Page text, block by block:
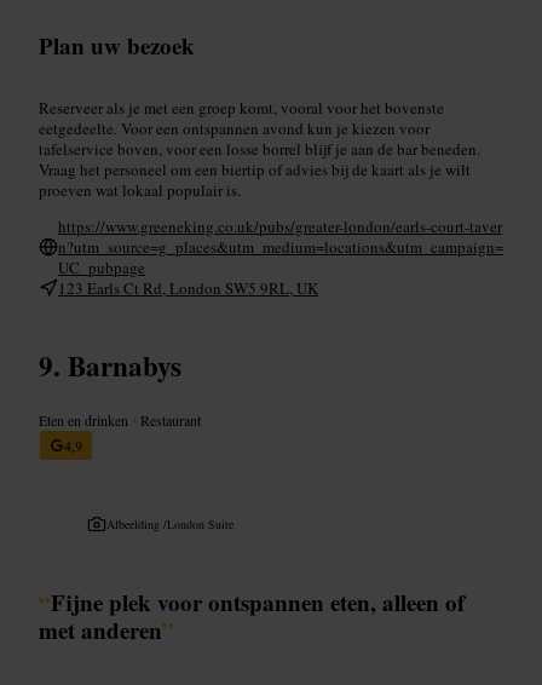
Plan uw bezoek
Reserveer als je met een groep komt, vooral voor het bovenste
eetgedeelte. Voor een ontspannen avond kun je kiezen voor
tafelservice boven, voor een losse borrel blijf je aan de bar beneden.
Vraag het personeel om een biertip of advies bij de kaart als je wilt
proeven wat lokaal populair is.
https://www.greeneking.co.uk/pubs/greater-london/earls-court-taver
n?utm_source=g_places&utm_medium=locations&utm_campaign=
UC_pubpage
123 Earls Ct Rd, London SW5 9RL, UK
Barnabys
Eten en drinken • Restaurant
4,9
Afbeelding /London Suite
“Fijne plek voor ontspannen eten, alleen of
met anderen”